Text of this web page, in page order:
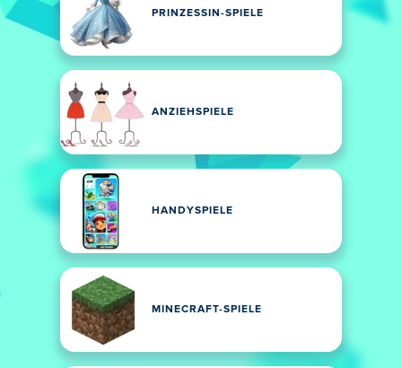
PRINZESSIN-SPIELE
ANZIEHSPIELE
HANDYSPIELE
MINECRAFT-SPIELE